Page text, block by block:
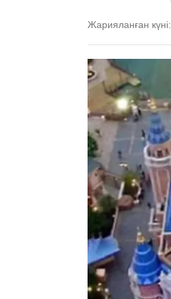
Жарияланған күні: